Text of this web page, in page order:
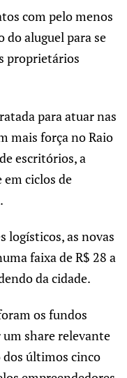
com pelo menos
do aluguel para se
proprietários
para atuar nas
mais força no Raio
escritórios, a
ciclos de
logísticos, as novas
faixa de R$ 28 a
da cidade.
os fundos
share relevante
dos últimos cinco